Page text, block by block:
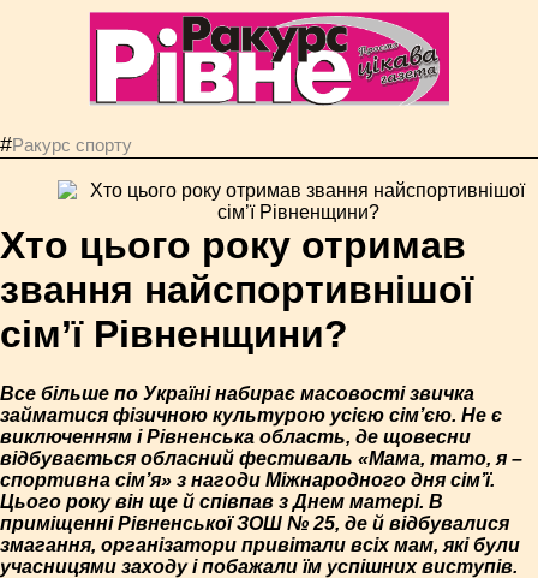
#Ракурс спорту
Хто цього року отримав
звання найспортивнішої
сім’ї Рівненщини?
Все більше по Україні набирає масовості звичка
займатися фізичною культурою усією сім’єю. Не є
виключенням і Рівненська область, де щовесни
відбувається обласний фестиваль «Мама, тато, я –
спортивна сім’я» з нагоди Міжнародного дня сім’ї.
Цього року він ще й співпав з Днем матері. В
приміщенні Рівненської ЗОШ № 25, де й відбувалися
змагання, організатори привітали всіх мам, які були
учасницями заходу і побажали їм успішних виступів.